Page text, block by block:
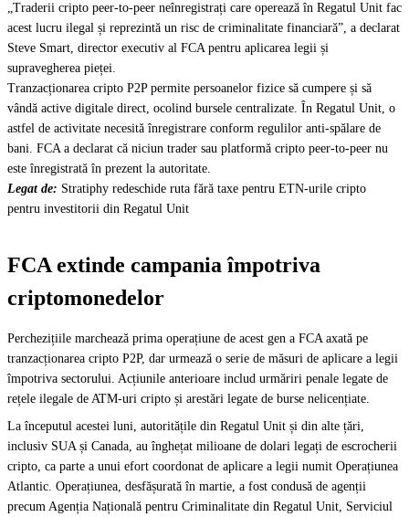
„Traderii cripto peer-to-peer neînregistrați care operează în Regatul Unit fac
acest lucru ilegal și reprezintă un risc de criminalitate financiară”, a declarat
Steve Smart, director executiv al FCA pentru aplicarea legii și
supravegherea pieței.
Tranzacționarea cripto P2P permite persoanelor fizice să cumpere și să
vândă active digitale direct, ocolind bursele centralizate. În Regatul Unit, o
astfel de activitate necesită înregistrare conform regulilor anti-spălare de
bani. FCA a declarat că niciun trader sau platformă cripto peer-to-peer nu
este înregistrată în prezent la autoritate.
Legat de: Stratiphy redeschide ruta fără taxe pentru ETN-urile cripto
pentru investitorii din Regatul Unit
FCA extinde campania împotriva
criptomonedelor
Perchezițiile marchează prima operațiune de acest gen a FCA axată pe
tranzacționarea cripto P2P, dar urmează o serie de măsuri de aplicare a legii
împotriva sectorului. Acțiunile anterioare includ urmăriri penale legate de
rețele ilegale de ATM-uri cripto și arestări legate de burse nelicențiate.
La începutul acestei luni, autoritățile din Regatul Unit și din alte țări,
inclusiv SUA și Canada, au înghețat milioane de dolari legați de escrocherii
cripto, ca parte a unui efort coordonat de aplicare a legii numit Operațiunea
Atlantic. Operațiunea, desfășurată în martie, a fost condusă de agenții
precum Agenția Națională pentru Criminalitate din Regatul Unit, Serviciul